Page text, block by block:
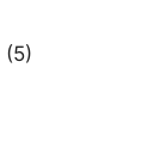
(5)